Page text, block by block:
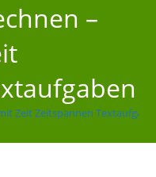
–
Zeit Zeitspannen